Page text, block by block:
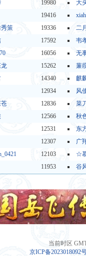
19980
大
19416
策
19336
二
17592
韦
16056
无
龙
15262
蒹
14340
麒
12934
风
苍
12836
菜
12566
秋
12531
东
12307
广
12103
☆
11953 谷
当前时区
京ICP备2023018092